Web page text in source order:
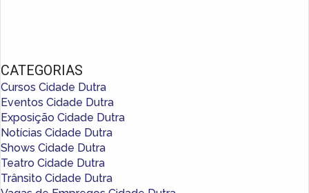
CATEGORIAS
Cursos Cidade Dutra
Eventos Cidade Dutra
Exposição Cidade Dutra
Notícias Cidade Dutra
Shows Cidade Dutra
Teatro Cidade Dutra
Trânsito Cidade Dutra